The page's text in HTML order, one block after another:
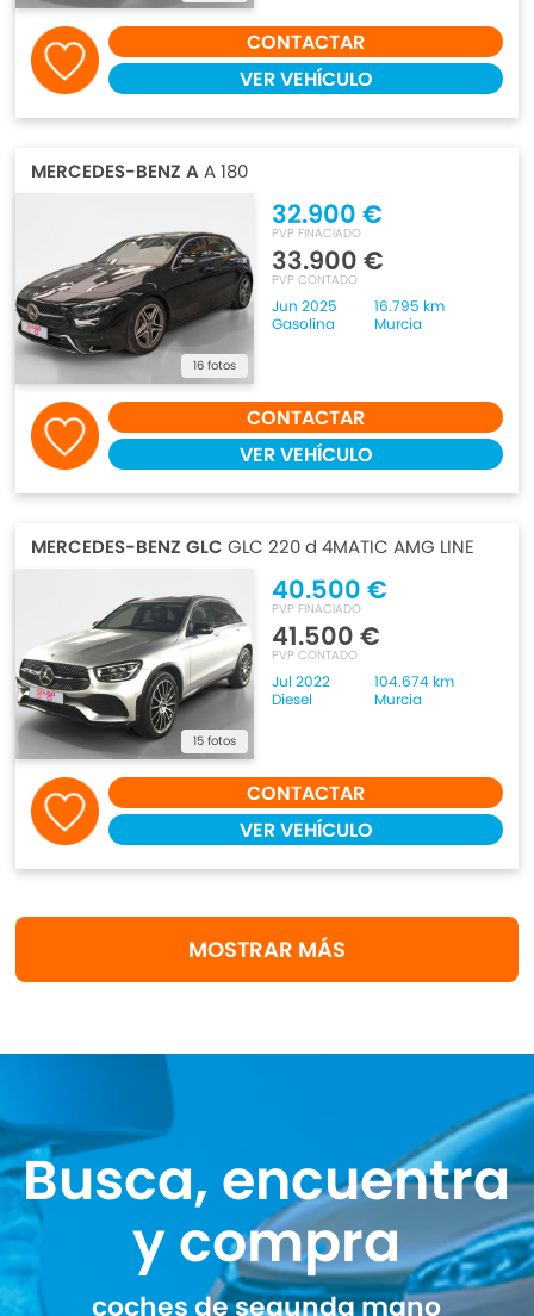
CONTACTAR
VER VEHÍCULO
MERCEDES-BENZ AA 180
16 fotos
32.900 €
PVP FINACIADO
33.900 €
PVP CONTADO
Jun 2025
16.795 km
Gasolina
Murcia
CONTACTAR
VER VEHÍCULO
MERCEDES-BENZ GLC GLC 220 d 4MATIC AMG LINE
15 fotos
40.500 €
PVP FINACIADO
41.500 €
PVP CONTADO
Jul 2022
104.674 km
Diesel
Murcia
CONTACTAR
VER VEHÍCULO
MOSTRAR MÁS
Busca, encuentra
y compra
coches de segunda mano